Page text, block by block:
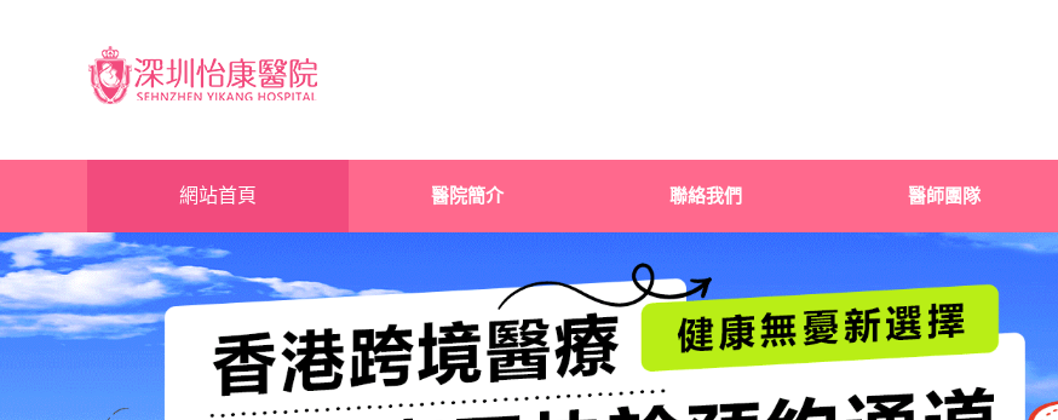
網站首頁 醫院簡介 聯絡我們 醫師團隊